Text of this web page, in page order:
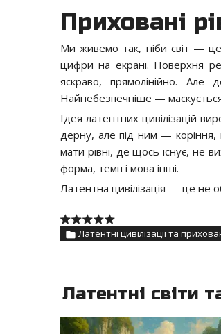
Приховані
Ми живемо так, ніби світ —
цифри на екрані. Поверхня
яскраво, прямолінійно. Але
Найнебезпечніше —
Ідея латентних цивілізацій
дерну, але під ним — коріння,
мати рівні, де щось існує, не
форма, темп і мова інші.
Латентна цивілізація — це не
Латентні цивілізації та
Латентні світи